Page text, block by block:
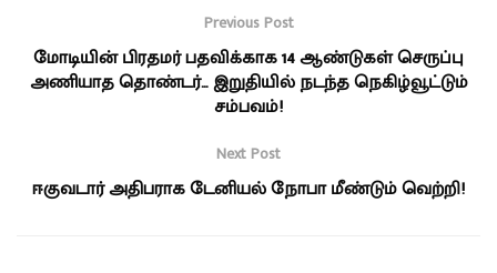
Previous Post
மோடியின் பிரதமர் பதவிக்காக 14 ஆண்டுகள் செருப்பு
அணியாத தொண்டர்… இறுதியில் நடந்த நெகிழ்வூட்டும்
சம்பவம்!
Next Post
ஈகுவடார் அதிபராக டேனியல் நோபா மீண்டும் வெற்றி!